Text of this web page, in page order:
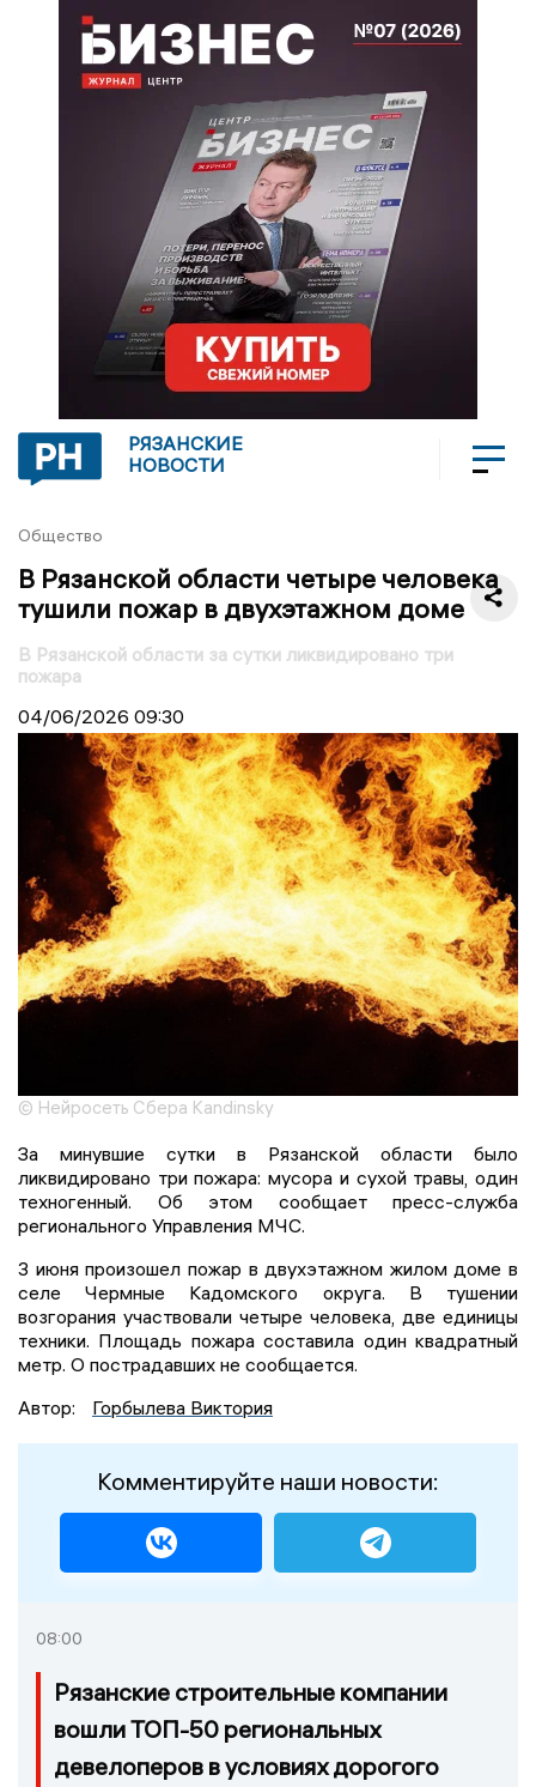
РЯЗАНСКИЕ
НОВОСТИ
Общество
В Рязанской области четыре человека
тушили пожар в двухэтажном доме
В Рязанской области за сутки ликвидировано три
пожара
04/06/2026 09:30
© Нейросеть Сбера Kandinsky
За минувшие сутки в Рязанской области было
ликвидировано три пожара: мусора и сухой травы, один
техногенный. Об этом сообщает пресс-служба
регионального Управления МЧС.
3 июня произошел пожар в двухэтажном жилом доме в
селе Чермные Кадомского округа. В тушении
возгорания участвовали четыре человека, две единицы
техники. Площадь пожара составила один квадратный
метр. О пострадавших не сообщается.
Автор:
Горбылева Виктория
Комментируйте наши новости:
08:00
Рязанские строительные компании
вошли ТОП-50 региональных
девелоперов в условиях дорогого